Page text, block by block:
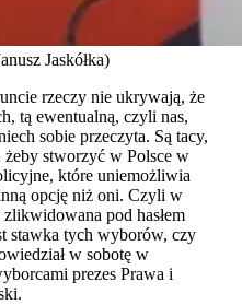
Jaskółka)
rzeczy nie ukrywają, że
tą ewentualną, czyli nas,
sobie przeczyta. Są tacy,
stworzyć w Polsce w
które uniemożliwia
opcję niż oni. Czyli w
pod hasłem
stawka tych wyborów, czy
w sobotę w
prezes Prawa i